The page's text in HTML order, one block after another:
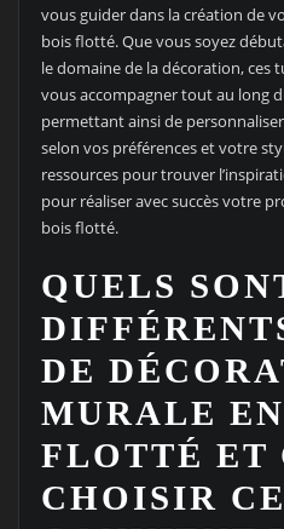
vous guider dans la création de
bois flotté. Que vous soyez
le domaine de la décoration, ces
vous accompagner tout au long
permettant ainsi de
selon vos préférences et votre
ressources pour trouver
pour réaliser avec succès votre
bois flotté.
QUELS
DE
MURALE
FLOTTÉ ET
CHOISIR